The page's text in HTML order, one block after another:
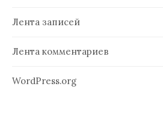
Лента записей
Лента комментариев
WordPress.org